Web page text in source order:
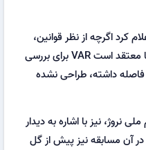
کرد اگرچه از نظر قوانین،
بازبینی صحنه امکان‌پذیر بوده است؛ اما معتقد است VAR برای بررسی
با محل گل فاصله داشته، طراحی نشده
نروژ، نیز با اشاره به دیدار
آن مسابقه نیز پیش از گل